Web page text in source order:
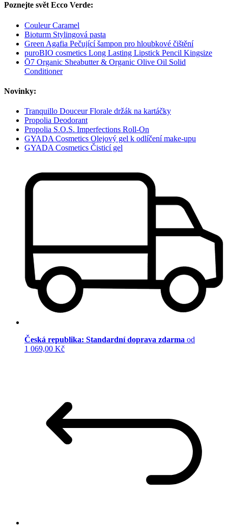
Poznejte svět Ecco Verde:
Couleur Caramel
Bioturm Stylingová pasta
Green Agafia Pečující šampon pro hloubkové čištění
puroBIO cosmetics Long Lasting Lipstick Pencil Kingsize
Ō7 Organic Sheabutter & Organic Olive Oil Solid
Conditioner
Novinky:
Tranquillo Douceur Florale držák na kartáčky
Propolia Deodorant
Propolia S.O.S. Imperfections Roll-On
GYADA Cosmetics Olejový gel k odlíčení make-upu
GYADA Cosmetics Čisticí gel
Česká republika: Standardní doprava zdarma od
1 069,00 Kč